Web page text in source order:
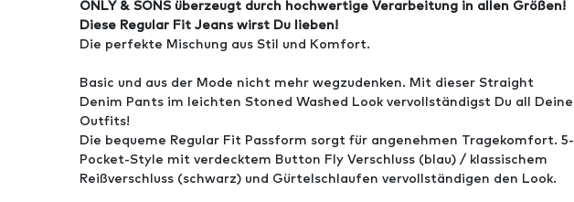
ONLY & SONS überzeugt durch hochwertige Verarbeitung in allen Größen!
Diese Regular Fit Jeans wirst Du lieben!
Die perfekte Mischung aus Stil und Komfort.
Basic und aus der Mode nicht mehr wegzudenken. Mit dieser Straight
Denim Pants im leichten Stoned Washed Look vervollständigst Du all Deine
Outfits!
Die bequeme Regular Fit Passform sorgt für angenehmen Tragekomfort. 5-
Pocket-Style mit verdecktem Button Fly Verschluss (blau) / klassischem
Reißverschluss (schwarz) und Gürtelschlaufen vervollständigen den Look.